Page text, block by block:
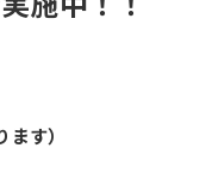
す）